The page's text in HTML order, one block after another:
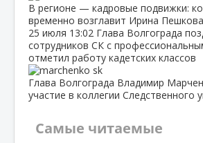
В регионе — кадровые подвижки:
временно возглавит Ирина
25 июля 13:02 Глава Волгограда
сотрудников СК с
отметил работу кадетских классов
Глава Волгограда Владимир
участие в коллегии Следственного
Самые читаемые